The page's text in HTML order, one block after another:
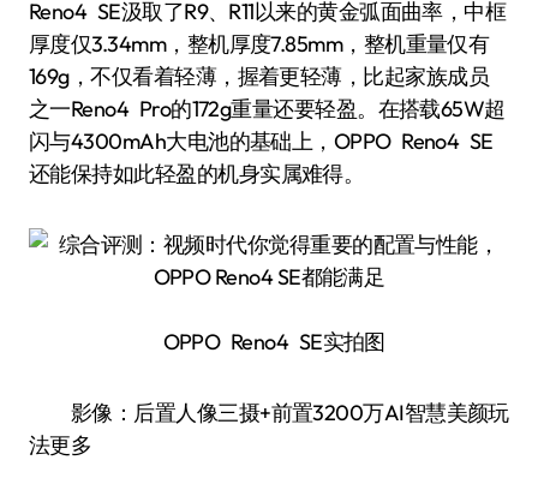
Reno4 SE汲取了R9、R11以来的黄金弧面曲率，中框
厚度仅3.34mm，整机厚度7.85mm，整机重量仅有
169g，不仅看着轻薄，握着更轻薄，比起家族成员
之一Reno4 Pro的172g重量还要轻盈。在搭载65W超
闪与4300mAh大电池的基础上，OPPO Reno4 SE
还能保持如此轻盈的机身实属难得。
OPPO Reno4 SE实拍图
影像：后置人像三摄+前置3200万AI智慧美颜玩
法更多